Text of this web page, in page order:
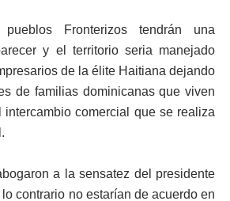
Fronterizos tendrán una
y el territorio seria manejado
de la élite Haitiana dejando
de familias dominicanas que viven
comercial que se realiza
a la sensatez del presidente
contrario no estarían de acuerdo en